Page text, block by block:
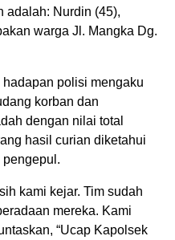
adalah: Nurdin (45),
warga Jl. Mangka Dg.
polisi mengaku
korban dan
dengan nilai total
hasil curian diketahui
kami kejar. Tim sudah
mereka. Kami
“Ucap Kapolsek